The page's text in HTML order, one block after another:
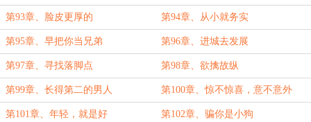
第93章、脸皮更厚的 第94章、从小就务实
第95章、早把你当兄弟 第96章、进城去发展
第97章、寻找落脚点 第98章、欲擒故纵
第99章、长得第二的男人 第100章、惊不惊喜，意不意外
第101章、年轻，就是好 第102章、骗你是小狗